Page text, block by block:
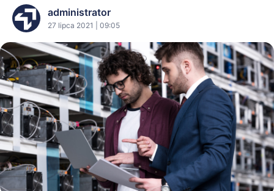
administrator
27 lipca 2021 | 09:05